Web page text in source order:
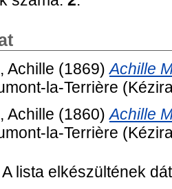
Achille (1869)Achille
la-Terrière
Achille (1860)Achille
la-Terrière
A lista elkészültének